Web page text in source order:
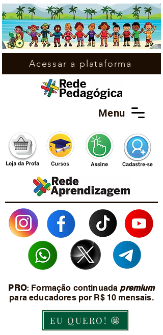
Menu
PRO: Formação continuada premium
para educadores por R$ 10 mensais.
EU QUERO! 🤩
Acessar a plataforma